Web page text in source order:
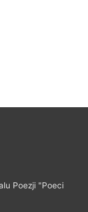
Poezji "Poeci